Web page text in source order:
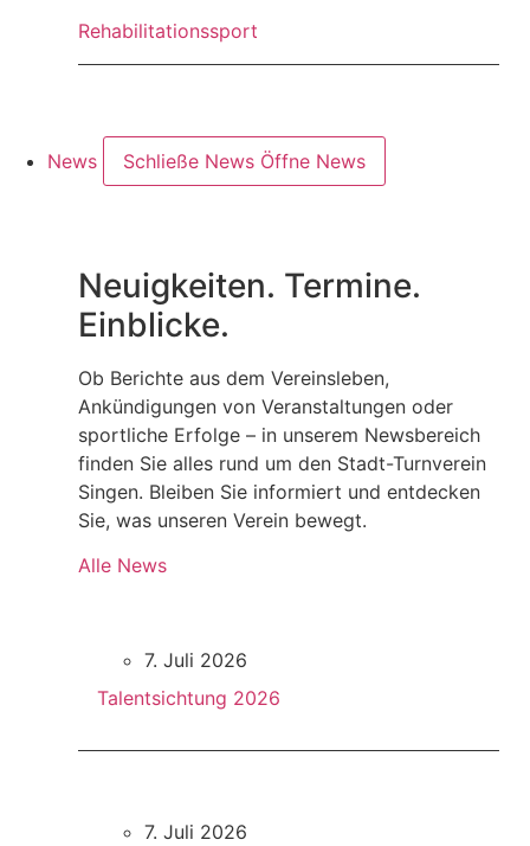
Rehabilitationssport
News Schließe News Öffne News
Neuigkeiten. Termine.
Einblicke.
Ob Berichte aus dem Vereinsleben,
Ankündigungen von Veranstaltungen oder
sportliche Erfolge – in unserem Newsbereich
finden Sie alles rund um den Stadt-Turnverein
Singen. Bleiben Sie informiert und entdecken
Sie, was unseren Verein bewegt.
Alle News
7. Juli 2026
Talentsichtung 2026
7. Juli 2026